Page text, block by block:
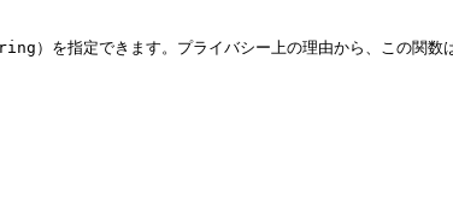
）を指定できます。プライバシー上の理由から、この関数